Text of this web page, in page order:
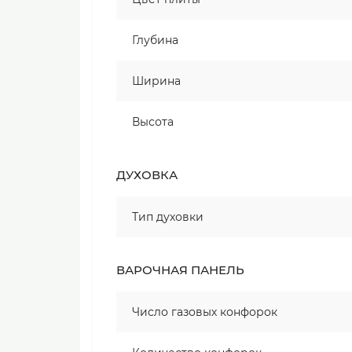
Глубина
Ширина
Высота
ДУХОВКА
Тип духовки
ВАРОЧНАЯ ПАНЕЛЬ
Число газовых конфорок